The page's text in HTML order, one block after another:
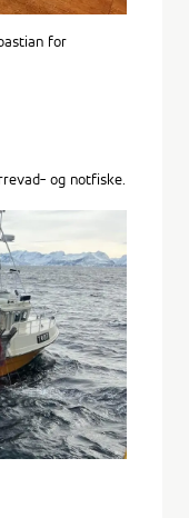
for
og notfiske.